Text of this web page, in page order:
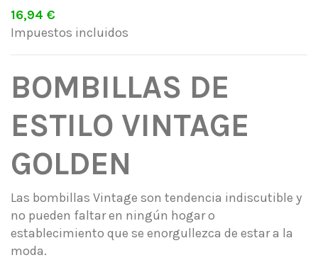
16,94 €
Impuestos incluidos
BOMBILLAS DE
ESTILO VINTAGE
GOLDEN
Las bombillas Vintage son tendencia indiscutible y
no pueden faltar en ningún hogar o
establecimiento que se enorgullezca de estar a la
moda.